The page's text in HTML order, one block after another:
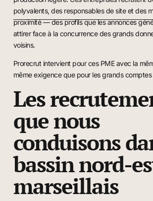
polyvalents, des responsables de site et des
proximité — des profils que les annonces
attirer face à la concurrence des grands
voisins.
Prorecrut intervient pour ces PME avec la
même exigence que pour les grands comptes
Les
que nous
conduisons
bassin nord-
marseillais